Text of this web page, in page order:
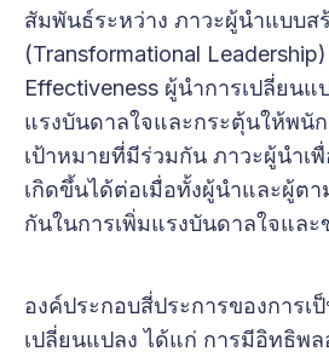
สัมพันธ์ระหว่าง ภาวะผู้นำแบบส
(Transformational
Effectiveness ผู้นำการเปลี่ยนแ
แรงบันดาลใจและกระตุ้นให้พนั
เป้าหมายที่มีร่วมกัน ภาวะผู้นำเ
เกิดขึ้นได้ต่อเมื่อทั้งผู้นำและผู้ต
กันในการเพิ่มแรงบันดาลใจและ
องค์ประกอบสี่ประการของการเ
เปลี่ยนแปลง ได้แก่ การมีอิทธิพ